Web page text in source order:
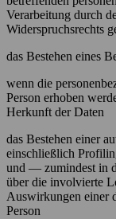
Verarbeitung durch
Widerspruchsrechts
das Bestehen eines
wenn die
Person erhoben
Herkunft der Daten
das Bestehen einer
einschließlich
und — zumindest in
über die involvierte
Auswirkungen einer
Person